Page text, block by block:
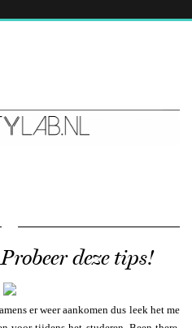
deze tips!
er weer aankomen dus leek het me